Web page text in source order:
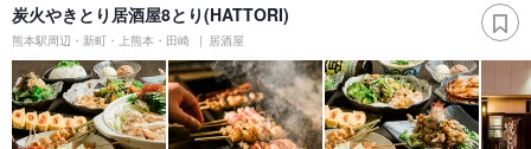
炭火やきとり居酒屋8とり(HATTORI)
熊本駅周辺・新町・上熊本・田崎 居酒屋